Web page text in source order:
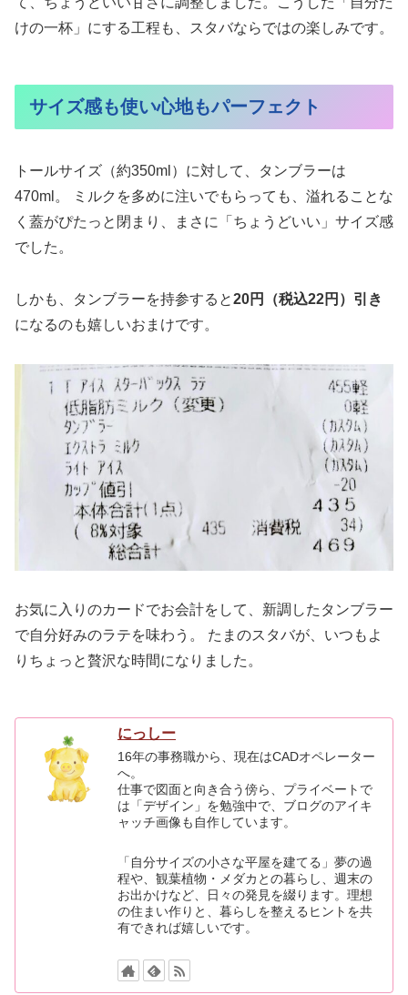
けの一杯」にする工程も、スタバならではの楽しみです。
サイズ感も使い心地もパーフェクト
トールサイズ（約350ml）に対して、タンブラーは
470ml。 ミルクを多めに注いでもらっても、溢れることな
く蓋がぴたっと閉まり、まさに「ちょうどいい」サイズ感
でした。
しかも、タンブラーを持参すると20円（税込22円）引き
になるのも嬉しいおまけです。
お気に入りのカードでお会計をして、新調したタンブラー
で自分好みのラテを味わう。 たまのスタバが、いつもよ
りちょっと贅沢な時間になりました。
にっしー
16年の事務職から、現在はCADオペレーター
へ。
仕事で図面と向き合う傍ら、プライベートで
は「デザイン」を勉強中で、ブログのアイキ
ャッチ画像も自作しています。
「自分サイズの小さな平屋を建てる」夢の過
程や、観葉植物・メダカとの暮らし、週末の
お出かけなど、日々の発見を綴ります。理想
の住まい作りと、暮らしを整えるヒントを共
有できれば嬉しいです。